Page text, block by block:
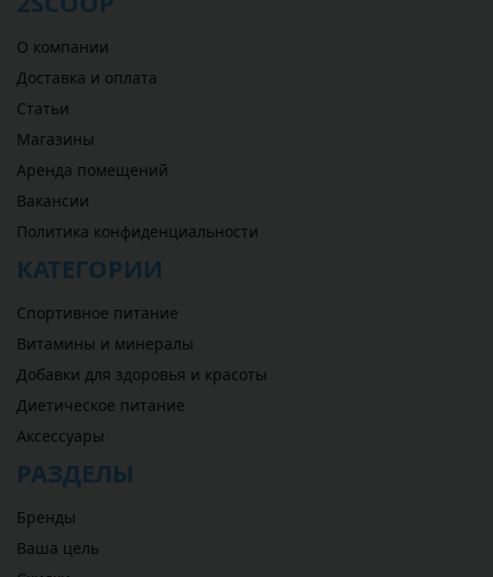
О компании
Доставка и оплата
Статьи
Магазины
Аренда помещений
Вакансии
Политика конфиденциальности
КАТЕГОРИИ
Спортивное питание
Витамины и минералы
Добавки для здоровья и красоты
Диетическое питание
Аксессуары
РАЗДЕЛЫ
Бренды
Ваша цель